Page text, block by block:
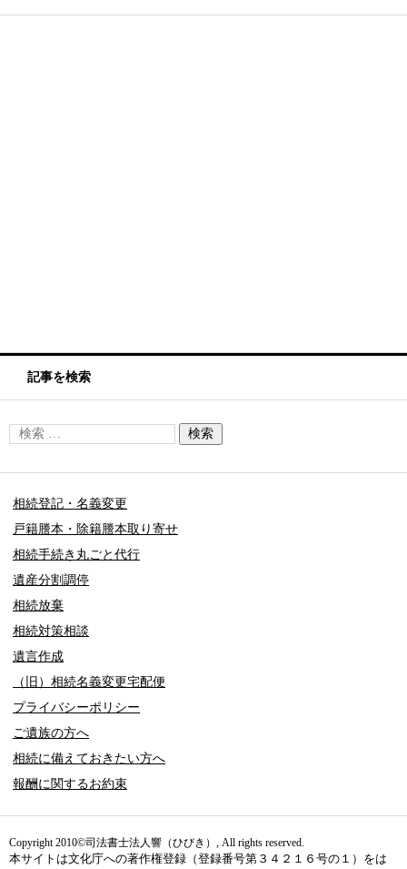
記事を検索
相続登記・名義変更
戸籍謄本・除籍謄本取り寄せ
相続手続き丸ごと代行
遺産分割調停
相続放棄
相続対策相談
遺言作成
（旧）相続名義変更宅配便
プライバシーポリシー
ご遺族の方へ
相続に備えておきたい方へ
報酬に関するお約束
Copyright 2010©司法書士法人響（ひびき）, All rights reserved.
本サイトは文化庁への著作権登録（登録番号第３４２１６号の１）をは